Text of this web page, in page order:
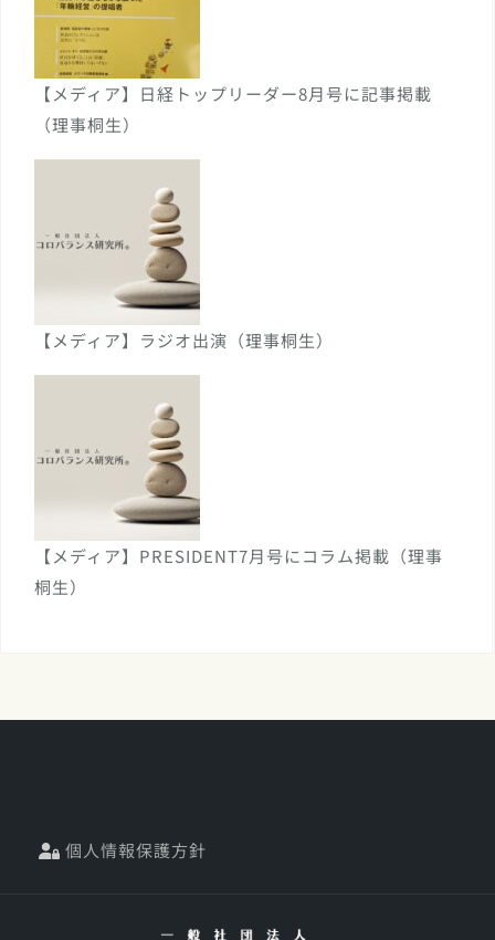
【メディア】日経トップリーダー8月号に記事掲載
（理事桐生）
【メディア】ラジオ出演（理事桐生）
【メディア】PRESIDENT7月号にコラム掲載（理事
桐生）
個人情報保護方針